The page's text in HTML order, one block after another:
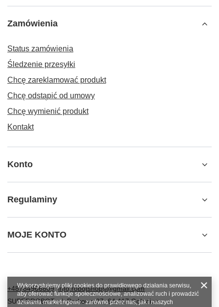
Zamówienia
Status zamówienia
Śledzenie przesyłki
Chcę zareklamować produkt
Chcę odstąpić od umowy
Chcę wymienić produkt
Kontakt
Konto
Regulaminy
MOJE KONTO
+48784966809 info.robotshops@gmail.com
SUPERROBOT,ul. Parkowa 27,64-117Gołanice
Wykorzystujemy pliki cookies do prawidłowego działania serwisu,
aby oferować funkcje społecznościowe, analizować ruch i prowadzić
działania marketingowe - zarówno przez nas, jak i naszych